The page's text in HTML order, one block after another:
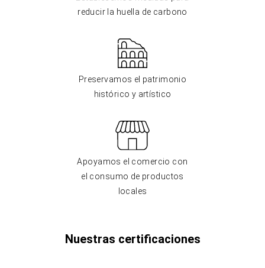
reducir la huella de carbono
Preservamos el patrimonio
histórico y artístico
Apoyamos el comercio con
el consumo de productos
locales
Nuestras certificaciones